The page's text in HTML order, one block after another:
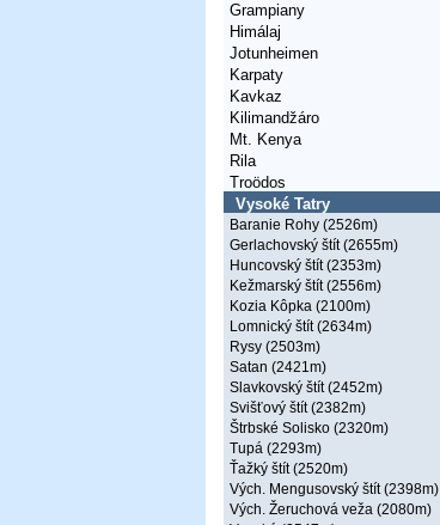
Grampiany
Himálaj
Jotunheimen
Karpaty
Kavkaz
Kilimandžáro
Mt. Kenya
Rila
Troödos
Vysoké Tatry
Baranie Rohy (2526m)
Gerlachovský štít (2655m)
Huncovský štít (2353m)
Kežmarský štít (2556m)
Kozia Kôpka (2100m)
Lomnický štít (2634m)
Rysy (2503m)
Satan (2421m)
Slavkovský štít (2452m)
Svišťový štít (2382m)
Štrbské Solisko (2320m)
Tupá (2293m)
Ťažký štít (2520m)
Vých. Mengusovský štít (2398m)
Vých. Žeruchová veža (2080m)